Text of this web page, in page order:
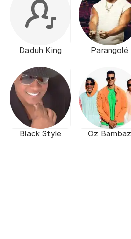
Daduh King Parangolé
Black Style Oz Bambaz